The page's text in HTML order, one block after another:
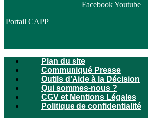
FacebookYoutube
Portail CAPP
Plan du site
Communiqué Presse
Outils d’Aide à la Décision
Qui sommes-nous ?
CGV et Mentions Légales
Politique de confidentialité